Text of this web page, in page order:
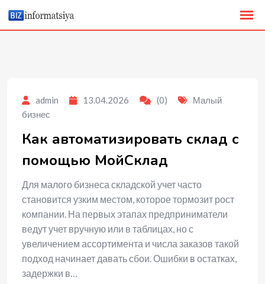
content
admin 13.04.2026 (0)
Малый
бизнес
Как автоматизировать склад с
помощью МойСклад
Для малого бизнеса складской учет часто
становится узким местом, которое тормозит рост
компании. На первых этапах предприниматели
ведут учет вручную или в таблицах, но с
увеличением ассортимента и числа заказов такой
подход начинает давать сбои. Ошибки в остатках,
задержки в…